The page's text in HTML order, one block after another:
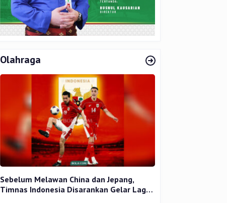
Olahraga
Sebelum Melawan China dan Jepang,
Timnas Indonesia Disarankan Gelar Laga